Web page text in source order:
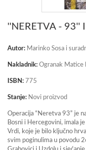
''NERETVA - 93''
Autor: Marinko Sosa i
Nakladnik: Ogranak Matice
ISBN: 775
Stanje: Novi proizvod
Operacija “Neretva 93” je
Bosni i Hercegovini, imala
Vrdi, koje je bilo ključno
svim poginulima u povodu